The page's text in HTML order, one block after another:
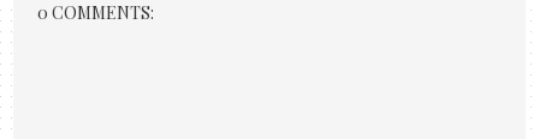
0 COMMENTS: